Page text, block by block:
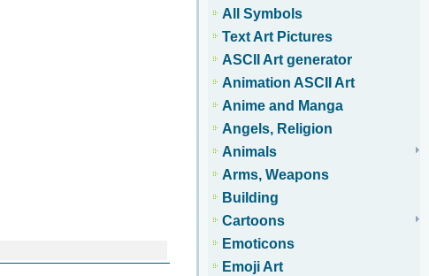
All Symbols
Text Art Pictures
ASCII Art generator
Animation ASCII Art
Anime and Manga
Angels, Religion
Animals
Arms, Weapons
Building
Cartoons
Emoticons
Emoji Art